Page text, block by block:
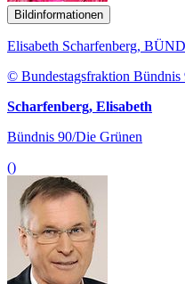
Bildinformationen
Elisabeth Scharfenberg,
© Bundestagsfraktion
Scharfenberg, Elisabeth
Bündnis 90/Die Grünen
()